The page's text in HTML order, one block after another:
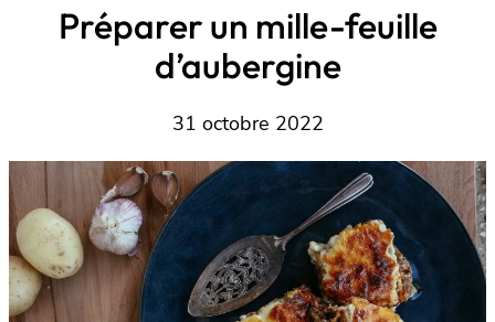
Préparer un mille-feuille
d’aubergine
31 octobre 2022